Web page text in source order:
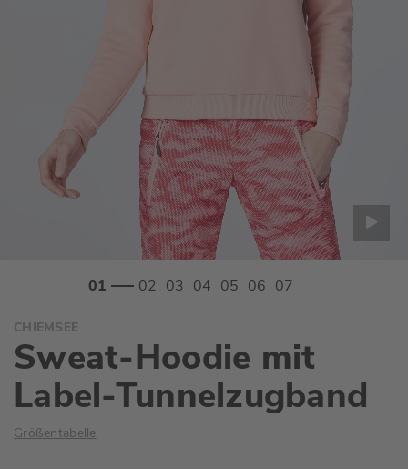
Anfang
der
Bildgalerie
springen
CHIEMSEE
Sweat-Hoodie mit
Label-Tunnelzugband
Größentabelle